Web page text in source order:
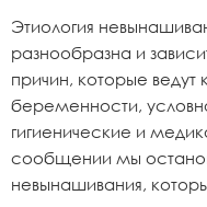
Этиология
разнообразна и
причин, которые
беременности,
гигиенические и
сообщении мы
невынашивания,